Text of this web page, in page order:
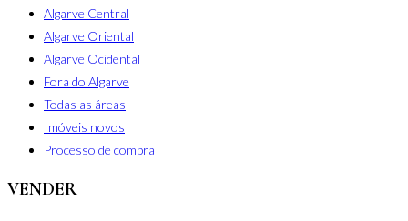
Algarve Central
Algarve Oriental
Algarve Ocidental
Fora do Algarve
Todas as áreas
Imóveis novos
Processo de compra
VENDER